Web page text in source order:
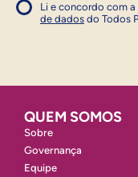
Li e concordo com a
de dados do Todos
1
QUEM SOMOS
Sobre
Governança
Equipe